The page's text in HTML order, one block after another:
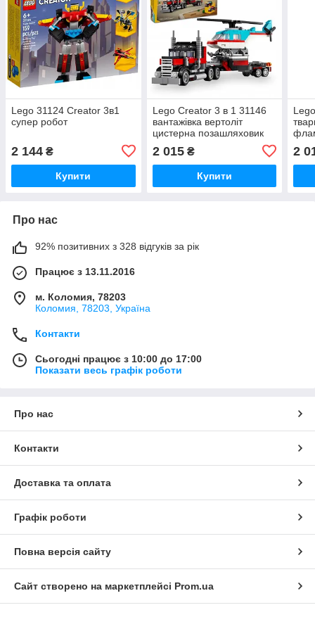
Lego 31124 Creator 3в1
супер робот
2 144 ₴
Купити
Lego Creator 3 в 1 31146
вантажівка вертоліт
цистерна позашляховик
2 015₴
Купити
2
Про нас
92% позитивних з 328 відгуків за рік
Працює з 13.11.2016
м. Коломия, 78203
Коломия, 78203, Україна
Контакти
Сьогодні працює з 10:00 до 17:00
Показати весь графік роботи
Про нас
Контакти
Доставка та оплата
Графік роботи
Повна версія сайту
Сайт створено на маркетплейсі Prom.ua